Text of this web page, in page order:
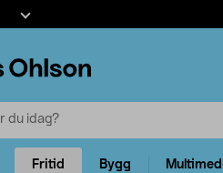
Fritid Bygg